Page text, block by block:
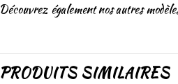
Découvrez égalementnos autres
PRODUITS SIMILAIRES